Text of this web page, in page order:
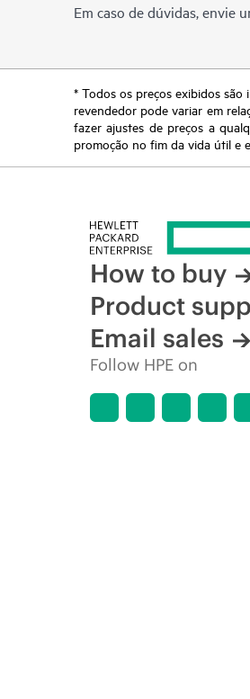
Em caso de dúvidas, envie
* Todos os preços exibidos
revendedor pode variar em
fazer ajustes de preços a
promoção no fim da vida útil e
How to buy
Product
Email sales
Follow HPE on